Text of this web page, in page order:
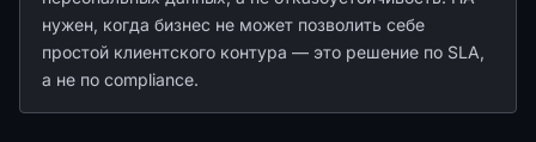
нужен, когда бизнес не может позволить себе
простой клиентского контура — это решение по SLA,
а не по compliance.